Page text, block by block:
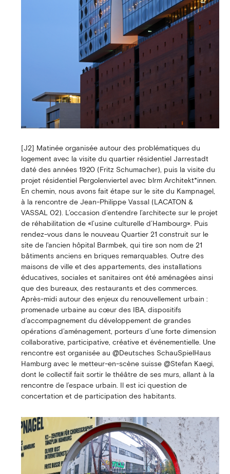
[J2] Matinée organisée autour des problématiques du
logement avec la visite du quartier résidentiel Jarrestadt
daté des années 1920 (Fritz Schumacher), puis la visite du
projet résidentiel Pergolenviertel avec blrm Architekt*innen.
En chemin, nous avons fait étape sur le site du Kampnagel,
à la rencontre de Jean-Philippe Vassal (LACATON &
VASSAL 02). L’occasion d’entendre l’architecte sur le projet
de réhabilitation de «l’usine culturelle d’Hambourg». Puis
rendez-vous dans le nouveau Quartier 21 construit sur le
site de l'ancien hôpital Barmbek, qui tire son nom de 21
bâtiments anciens en briques remarquables. Outre des
maisons de ville et des appartements, des installations
éducatives, sociales et sanitaires ont été aménagées ainsi
que des bureaux, des restaurants et des commerces.
Après-midi autour des enjeux du renouvellement urbain :
promenade urbaine au cœur des IBA, dispositifs
d’accompagnement du développement de grandes
opérations d’aménagement, porteurs d’une forte dimension
collaborative, participative, créative et événementielle. Une
rencontre est organisée au @Deutsches SchauSpielHaus
Hamburg avec le metteur-en-scène suisse @Stefan Kaegi,
dont le collectif fait sortir le théâtre de ses murs, allant à la
rencontre de l’espace urbain. Il est ici question de
concertation et de participation des habitants.